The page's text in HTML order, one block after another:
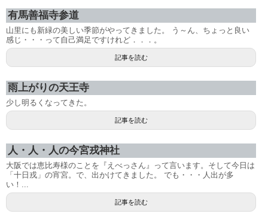
有馬善福寺参道
山里にも新緑の美しい季節がやってきました。 う～ん、ちょっと良い
感じ・・・って自己満足ですけれど．．．。
記事を読む
雨上がりの天王寺
少し明るくなってきた。
記事を読む
人・人・人の今宮戎神社
大阪では恵比寿様のことを『えべっさん』って言います。そして今日は
「十日戎」の宵宮。で、出かけてきました。 でも・・・人出が多
い！...
記事を読む